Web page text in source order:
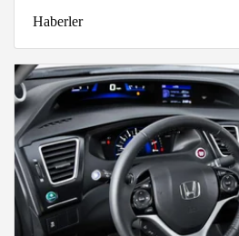
Haberler